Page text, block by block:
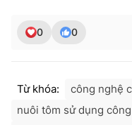
0 0
Từ khóa: công nghệ
nuôi tôm sử dụng